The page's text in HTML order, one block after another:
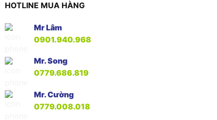
HOTLINE MUA HÀNG
Mr Lâm
0901.940.968
Mr. Song
0779.686.819
Mr. Cường
0779.008.018